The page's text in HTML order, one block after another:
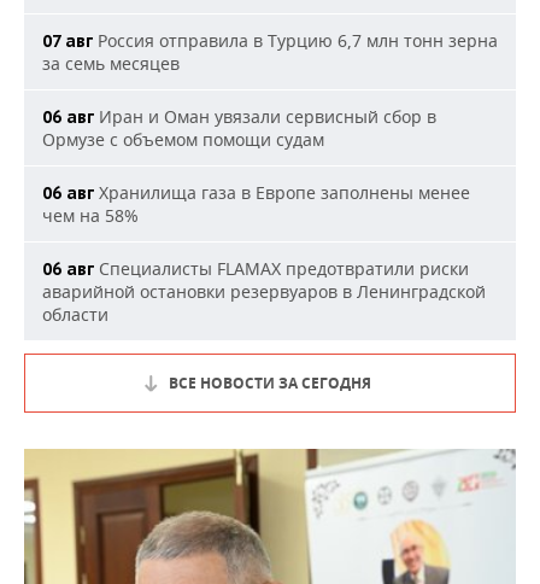
07 авг Россия отправила в Турцию 6,7 млн тонн зерна
за семь месяцев
06 авг Иран и Оман увязали сервисный сбор в
Ормузе с объемом помощи судам
06 авг Хранилища газа в Европе заполнены менее
чем на 58%
06 авг Специалисты FLAMAX предотвратили риски
аварийной остановки резервуаров в Ленинградской
области
ВСЕ НОВОСТИ ЗА СЕГОДНЯ